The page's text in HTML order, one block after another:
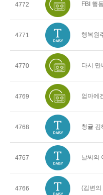
4772 FBI 행
4771 행복원
4770 다시 만
4769 엄마에
4768 청귤 김
4767 날씨의
4766 (김변의